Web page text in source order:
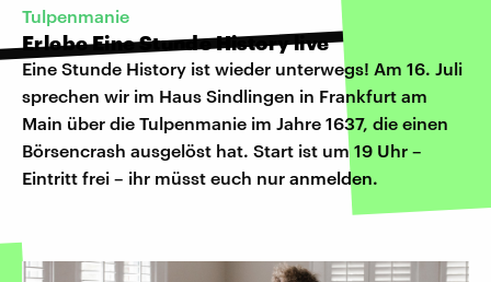
Tulpenmanie
Erlebe Eine Stunde History live
Eine Stunde History ist wieder unterwegs! Am 16. Juli
sprechen wir im Haus Sindlingen in Frankfurt am
Main über die Tulpenmanie im Jahre 1637, die einen
Börsencrash ausgelöst hat. Start ist um 19 Uhr –
Eintritt frei – ihr müsst euch nur anmelden.